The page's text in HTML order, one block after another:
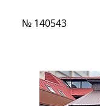
№ 140543